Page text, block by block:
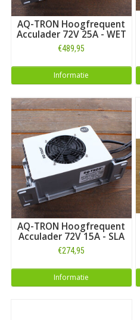
AQ-TRON Hoogfrequent
Acculader 72V 25A - WET
€489,95
Informatie
AQ-TRON Hoogfrequent
Acculader 72V 15A - SLA
€274,95
Informatie